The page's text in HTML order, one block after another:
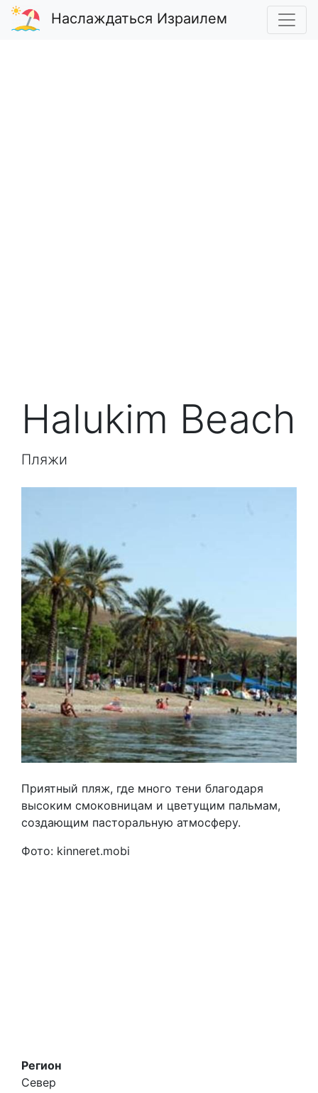
Наслаждаться Израилем
Halukim Beach
Пляжи
Приятный пляж, где много тени благодаря
высоким смоковницам и цветущим пальмам,
создающим пасторальную атмосферу.
Фото: kinneret.mobi
Регион
Север